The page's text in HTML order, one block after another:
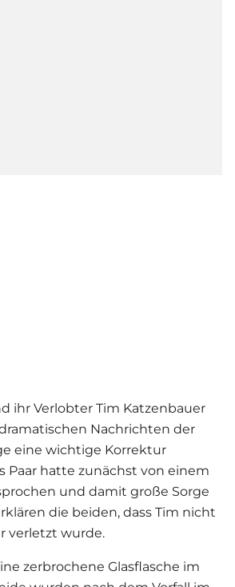
ihr Verlobter Tim Katzenbauer
Nachrichten der
eine wichtige Korrektur
Paar hatte zunächst von einem
und damit große Sorge
die beiden, dass Tim nicht
verletzt wurde.
zerbrochene Glasflasche im